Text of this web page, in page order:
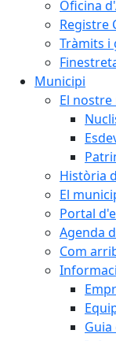
Oficina
Registre
Tràmits i
Municipi
El
Història
El
Portal
Agenda
Com